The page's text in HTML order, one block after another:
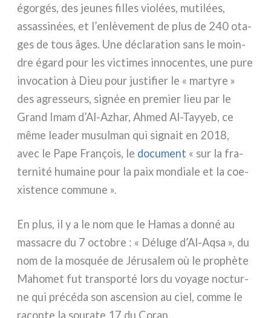
égor­gés, des jeu­nes fil­les vio­lées, muti­lées,
assas­si­nées, et l’enlèvement de plus de 240 ota­
ges de tous âges. Une décla­ra­tion sans le moin­
dre égard pour les vic­ti­mes inno­cen­tes, une pure
invo­ca­tion à Dieu pour justi­fier le « mar­ty­re »
des agres­seurs, signée en pre­mier lieu par le
Grand Imam d’Al-Azhar, Ahmed Al-Tayyeb, ce
même lea­der musul­man qui signait en 2018,
avec le Pape François, le docu­ment « sur la fra­
ter­ni­té humai­ne pour la paix mon­dia­le et la coe­
xi­sten­ce com­mu­ne ».
En plus, il y a le nom que le Hamas a don­né au
mas­sa­cre du 7 octo­bre : « Déluge d’Al-Aqsa », du
nom de la mosquée de Jérusalem où le pro­phè­te
Mahomet fut trans­por­té lors du voya­ge noc­tur­
ne qui pré­cé­da son ascen­sion au ciel, com­me le
racon­te la sou­ra­te 17 du Coran.